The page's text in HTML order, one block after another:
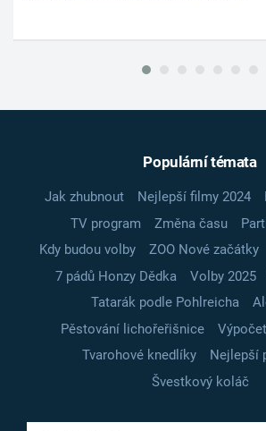
Populární témata
Jak zhubnout Nejlepší filmy 2024
TV program
Změna času
Kdy budou volby
ZOO Nové začátky
7 pádů Honzy Dědka
Volby 2025
Tatarák podle Pohlreicha
Pěstování lichořeřišnice
Tvarohové knedlíky
Nejlepší
Švestkový koláč